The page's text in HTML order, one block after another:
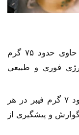
هر ۱۰۰ گرم خرما حاوی حدود ۷۵ گرم
فوری و طبیعی
خرما دارای فیبر بالاست؛ حدود ۷ گرم فیبر در هر
گوارش و پیشگیری از